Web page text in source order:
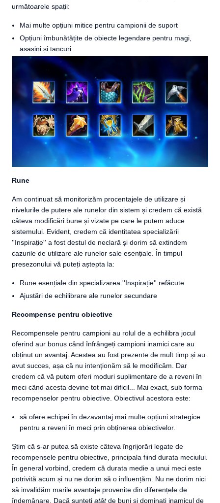
următoarele spații:
Mai multe opțiuni mitice pentru campionii de suport
Opțiuni îmbunătățite de obiecte legendare pentru magi,
asasini și tancuri
Rune
Am continuat să monitorizăm procentajele de utilizare și
nivelurile de putere ale runelor din sistem și credem că există
câteva modificări bune și vizate pe care le putem aduce
sistemului. Evident, credem că identitatea specializării
''Inspirație'' a fost destul de neclară și dorim să extindem
cazurile de utilizare ale runelor sale esențiale. În timpul
presezonului vă puteți aștepta la:
Rune esențiale din specializarea ''Inspirație'' refăcute
Ajustări de echilibrare ale runelor secundare
Recompense pentru obiective
Recompensele pentru campioni au rolul de a echilibra jocul
oferind aur bonus când înfrângeți campioni inamici care au
obținut un avantaj. Acestea au fost prezente de mult timp și au
avut succes, așa că nu intenționăm să le modificăm. Dar
credem că vă putem oferi moduri suplimentare de a reveni în
meci când acesta devine tot mai dificil... Mai exact, sub forma
recompenselor pentru obiective. Obiectivul acestora este:
să ofere echipei în dezavantaj mai multe opțiuni strategice
pentru a reveni în meci prin obținerea obiectivelor.
Știm că s-ar putea să existe câteva îngrijorări legate de
recompensele pentru obiective, principala fiind durata meciului.
În general vorbind, credem că durata medie a unui meci este
potrivită acum și nu ne dorim să o influențăm. Nu ne dorim nici
să invalidăm marile avantaje provenite din diferențele de
îndemânare. Dacă sunteți atâtde buni și dominați inamicul de